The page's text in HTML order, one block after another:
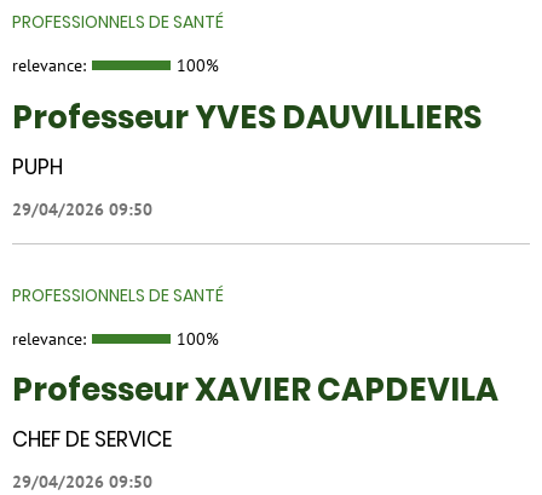
PROFESSIONNELS DE SANTÉ
relevance: 100%
Professeur YVES DAUVILLIERS
PUPH
29/04/2026 09:50
PROFESSIONNELS DE SANTÉ
relevance: 100%
Professeur XAVIER CAPDEVILA
CHEF DE SERVICE
29/04/2026 09:50